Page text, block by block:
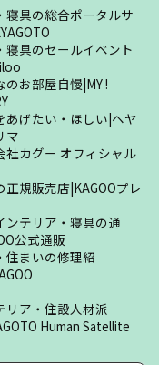
寝具の総合ポータルサ
寝具のセールイベント
のお部屋自慢|MY !
あげたい・ほしい|ヘヤ
マ
社カグー オフィシャル
正規販売店|KAGOOプレ
ンテリア・寝具の通
公式通販
住まいの修理紹
リア・住設人材派
Human Satellite